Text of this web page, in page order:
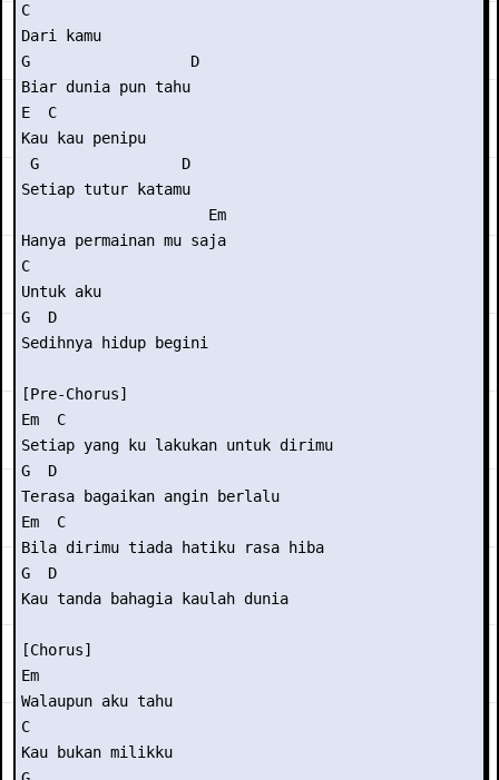
C
Dari kamu
G                  D
Biar dunia pun tahu
E  C
Kau kau penipu
G                D
Setiap tutur katamu
                     Em
Hanya permainan mu saja
C
Untuk aku
G  D
Sedihnya hidup begini
[Pre-Chorus]
Em  C
Setiap yang ku lakukan untuk dirimu
G  D
Terasa bagaikan angin berlalu
Em  C
Bila dirimu tiada hatiku rasa hiba
G  D
Kau tanda bahagia kaulah dunia
[Chorus]
Em
Walaupun aku tahu
C
Kau bukan milikku